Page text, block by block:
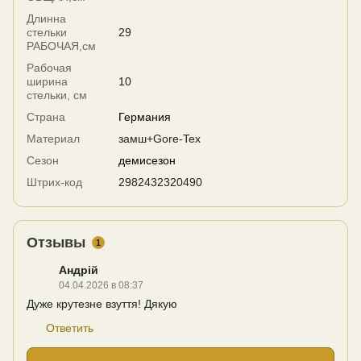
Длинна
стельки
РАБОЧАЯ,см
29
Рабочая
ширина
стельки, см
10
Страна
Германия
Материал
замш+Gore-Tex
Сезон
демисезон
Штрих-код
2982432320490
Отзывы 1
Андрій
04.04.2026 в 08:37
Дуже крутезне взуття! Дякую
Ответить